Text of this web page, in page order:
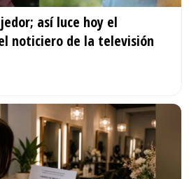
así luce hoy el
noticiero de la televisión